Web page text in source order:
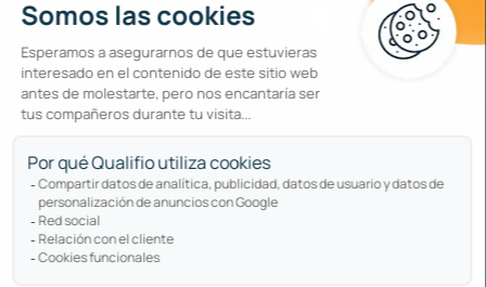
Bug bounty program
Política de privacidad
Política de cookies